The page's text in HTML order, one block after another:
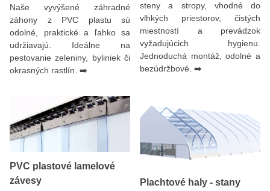
Naše vyvýšené záhradné
záhony z PVC plastu sú
odolné, praktické a ľahko sa
udržiavajú. Ideálne na
pestovanie zeleniny, byliniek či
okrasných rastlín. ➡️
steny a stropy, vhodné do
vlhkých priestorov, čistých
miestností a prevádzok
vyžadujúcich hygienu.
Jednoduchá montáž, odolné a
bezúdržbové. ➡️
PVC plastové lamelové
závesy
Plachtové haly - stany